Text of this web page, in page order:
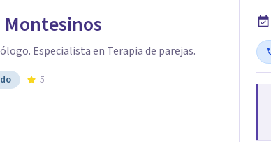
Especialista en Terapia de parejas.
5